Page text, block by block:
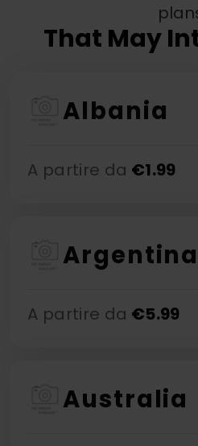
That May
Albania
A partire da €1.99
Argentina
A partire da €5.99
Australia